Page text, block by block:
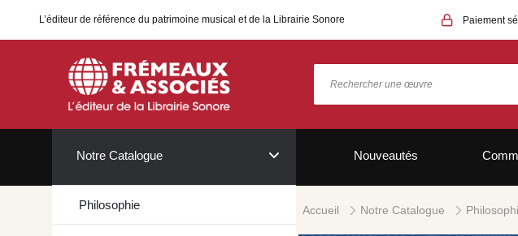
L’éditeur de référence du patrimoine musical et de la Librairie Sonore Paiement
Notre Catalogue
Philosophie
Nouveautés
Accueil Notre Catalogue